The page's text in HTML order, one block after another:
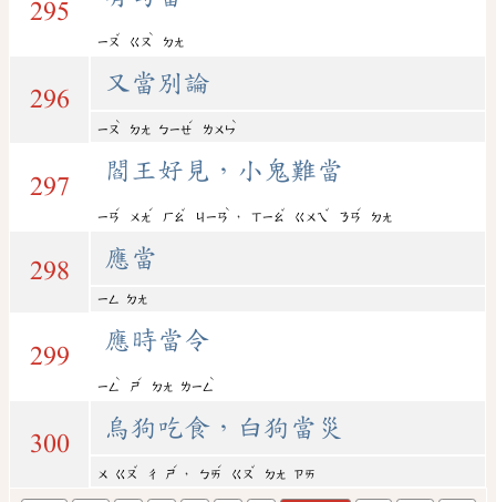
295
ㄧㄡ
ˇ
ㄍㄡ
ˋ
ㄉㄤ
296
又當別論
ㄧㄡ
ˋ
ㄉㄤ ㄅㄧㄝ
ˊ
ㄌㄨㄣ
ˋ
297
閻王好見，小鬼難當
ㄧㄢ
ˊ
ㄨㄤ
ˊ
ㄏㄠ
ˇ
ㄐㄧㄢ
ˋ
， ㄒㄧㄠ
ˇ
ㄍㄨㄟ
ˇ
ㄋㄢ
ˊ
ㄉㄤ
298 應當
ㄧㄥ ㄉㄤ
299
應時當令
ㄧㄥ
ˋ
ㄕ
ˊ
ㄉㄤ ㄌㄧㄥ
ˋ
300
烏狗吃食，白狗當災
ㄨ ㄍㄡ
ˇ
ㄔ ㄕ
ˊ
， ㄅㄞ
ˊ
ㄍㄡ
ˇ
ㄉㄤ ㄗㄞ